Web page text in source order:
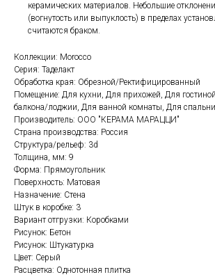
керамических материалов. Небольшие
(вогнутость или выпуклость) в пределах
считаются браком.
Коллекции: Morocco
Серия: Таделакт
Обработка края: Обрезной/Ректифицированный
Помещение: Для кухни, Для прихожей, Для
балкона/лоджии, Для ванной комнаты, Для спальни
Производитель: ООО "КЕРАМА МАРАЦЦИ"
Страна производства: Россия
Структура/рельеф: 3d
Толщина, мм: 9
Форма: Прямоугольник
Поверхность: Матовая
Назначение: Стена
Штук в коробке: 3
Вариант отгрузки: Коробками
Рисунок: Бетон
Рисунок: Штукатурка
Цвет: Серый
Расцветка: Однотонная плитка